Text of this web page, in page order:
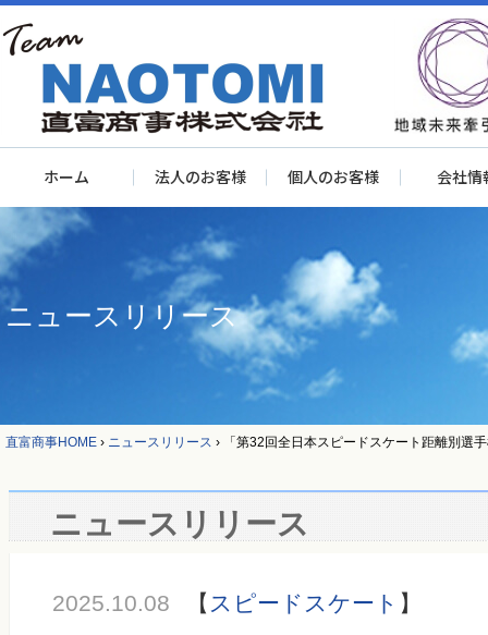
ホーム 法人のお客様 個人のお客様 会社情
ニュースリリース
直富商事HOME › ニュースリリース › 「第32回全日本スピードスケート距離別選
ニュースリリース
2025.10.08 【スピードスケート 】